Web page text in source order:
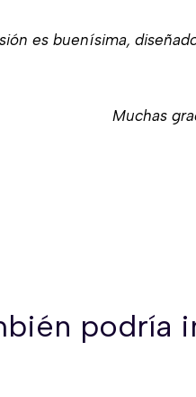
es buenísima,
Muchas
podría